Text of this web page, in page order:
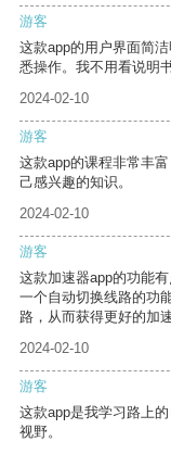
游客
这款app的用户界面简
悉操作。我不用看说明
2024-02-10
游客
这款app的课程非常丰
己感兴趣的知识。
2024-02-10
游客
这款加速器app的功能
一个自动切换线路的功
路，从而获得更好的加
2024-02-10
游客
这款app是我学习路上
视野。